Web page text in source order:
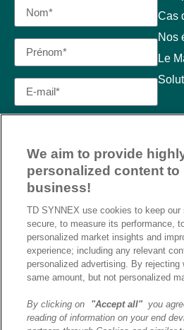
Cas
Nos
Le
J’ai lu et j’accepte la
We aim to provide
personalized content
business!
TD SYNNEX use cookies to keep our
secure, to measure its performance,
personalized market insights and
experience; including any relevant
personalized advertising. By rejecting
same amount, but not personalized
By clicking on "Accept all"you
reading of information on your end